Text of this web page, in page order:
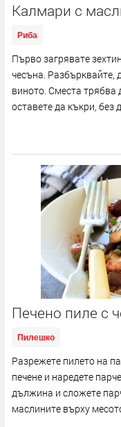
Калмари с
Риба
Първо загрявате
чесъна. Разбърквайте,
виното. Сместа трябва
оставете да къкри, без
Печено пиле с
Пилешко
Разрежете пилето на
печене и наредете
дължина и сложете
маслините върху